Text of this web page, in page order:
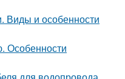
Виды и особенности
Особенности